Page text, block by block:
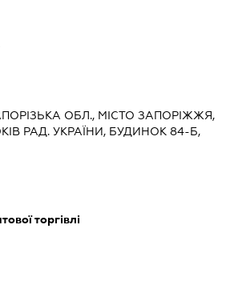
ОБЛ., МІСТО ЗАПОРІЖЖЯ,
РАД. УКРАЇНИ, БУДИНОК 84-Б,
торгівлі